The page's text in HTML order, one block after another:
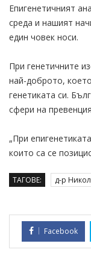
Епигенетичният
среда и нашият
един човек носи.
При генетичните
най-доброто,
генетиката си.
сфери на
„При
които са се
ТАГОВЕ: д-р
Facebook